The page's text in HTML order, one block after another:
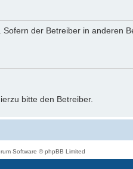
der Betreiber in anderen
bitte den Betreiber.
Software © phpBB Limited